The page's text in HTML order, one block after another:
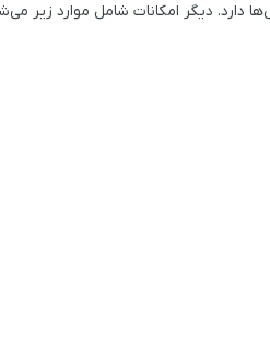
دارد. دیگر امکانات شامل موارد زیر